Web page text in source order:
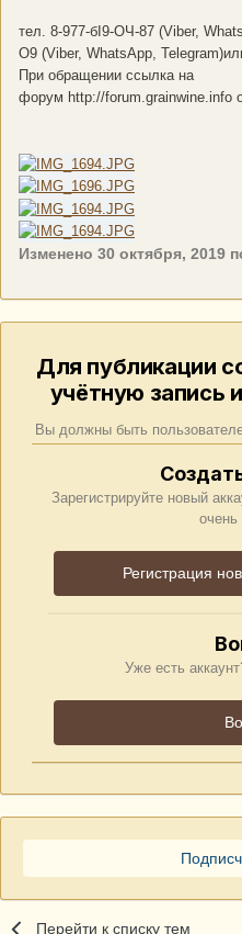
тел. 8-977-бI9-ОЧ-87 (Viber,
О9 (Viber, WhatsApp,
При обращении ссылка на
форум http://forum.grainwine.info
Изменено 30 октября, 2019
Для публикации
учётную запись
Вы должны быть
Зарегистрируйте новый
очень
Регистрация
Уже есть
Перейти к списку тем